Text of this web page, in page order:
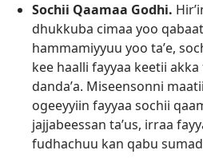
Sochii Qaamaa Godhi.
dhukkuba cimaa yoo
hammamiyyuu yoo taʼe,
kee haalli fayyaa keetii akka
dandaʼa. Miseensonni
ogeeyyiin fayyaa sochii
jajjabeessan taʼus, irraa
fudhachuu kan qabu